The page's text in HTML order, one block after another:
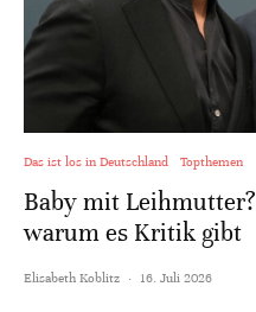
Das ist los in Deutschland Topthemen
Baby mit
warum es Kritik gibt
Elisabeth Koblitz · 16. Juli 2026